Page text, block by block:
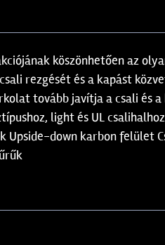
köszönhetően az
rezgését és a kapást
tovább javítja a csali és a
light és UL
down karbon felület